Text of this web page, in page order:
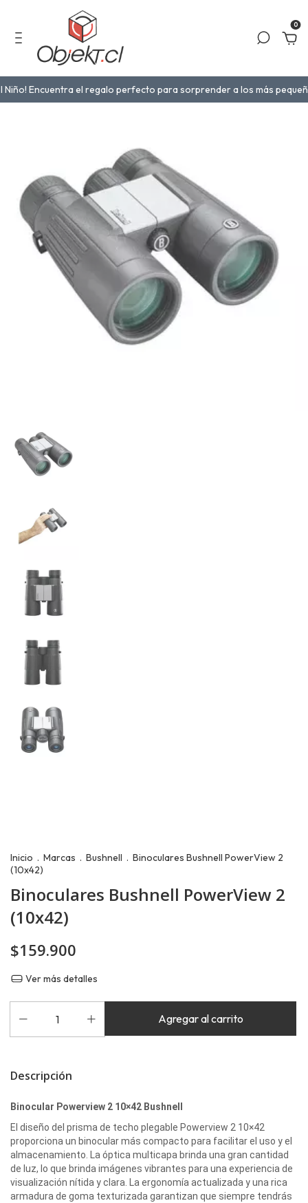
0
Encuentra el regalo perfecto para sorprender a los más pequeños en
Inicio . Marcas . Bushnell . Binoculares Bushnell PowerView 2
(10x42)
Binoculares Bushnell PowerView 2
(10x42)
$159.900
Ver más detalles
Descripción
Binocular Powerview 2 10×42 Bushnell
El diseño del prisma de techo plegable Powerview 2 10×42
proporciona un binocular más compacto para facilitar el uso y el
almacenamiento. La óptica multicapa brinda una gran cantidad
de luz, lo que brinda imágenes vibrantes para una experiencia de
visualización nítida y clara. La ergonomía actualizada y una rica
armadura de goma texturizada garantizan que siempre tendrás